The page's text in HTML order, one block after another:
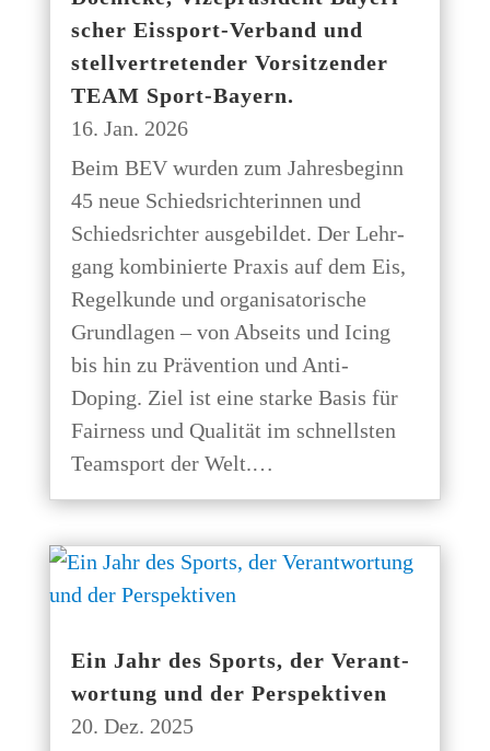
scher Eis­s­port-Ver­­­band und
stell­ver­tre­ten­der Vor­sit­zen­der
TEAM Sport-Bayern.
16. Jan. 2026
Beim BEV wur­den zum Jah­res­be­ginn
45 neue Schieds­rich­te­rin­nen und
Schieds­rich­ter aus­ge­bil­det. Der Lehr­
gang kom­bi­nier­te Pra­xis auf dem Eis,
Regel­kun­de und orga­ni­sa­to­ri­sche
Grund­la­gen – von Abseits und Icing
bis hin zu Prä­ven­ti­on und Anti-
Doping. Ziel ist eine star­ke Basis für
Fair­ness und Qua­li­tät im schnells­ten
Team­sport der Welt.…
Ein Jahr des Sports, der Ver­ant­
wor­tung und der Perspektiven
20. Dez. 2025